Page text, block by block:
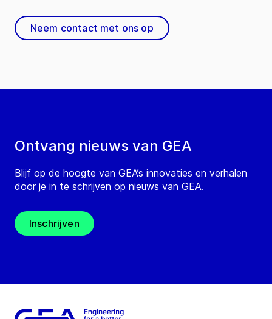
Ontvang nieuws van GEA
Blijf op de hoogte van GEA’s innovaties en verhalen
door je in te schrijven op nieuws van GEA.
Inschrijven
Neem contact met ons op